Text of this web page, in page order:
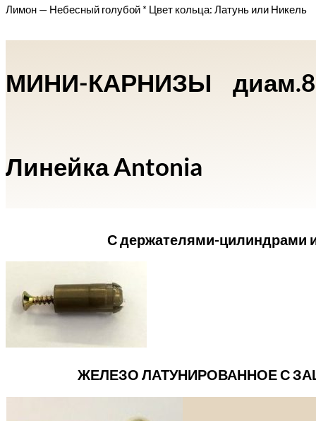
Лимон — Небесный голубой * Цвет кольца: Латунь или Никель
МИНИ-КАРНИЗЫ
Линейка Antonia
С держателями-цилиндрами
ЖЕЛЕЗО ЛАТУНИРОВАННОЕ С